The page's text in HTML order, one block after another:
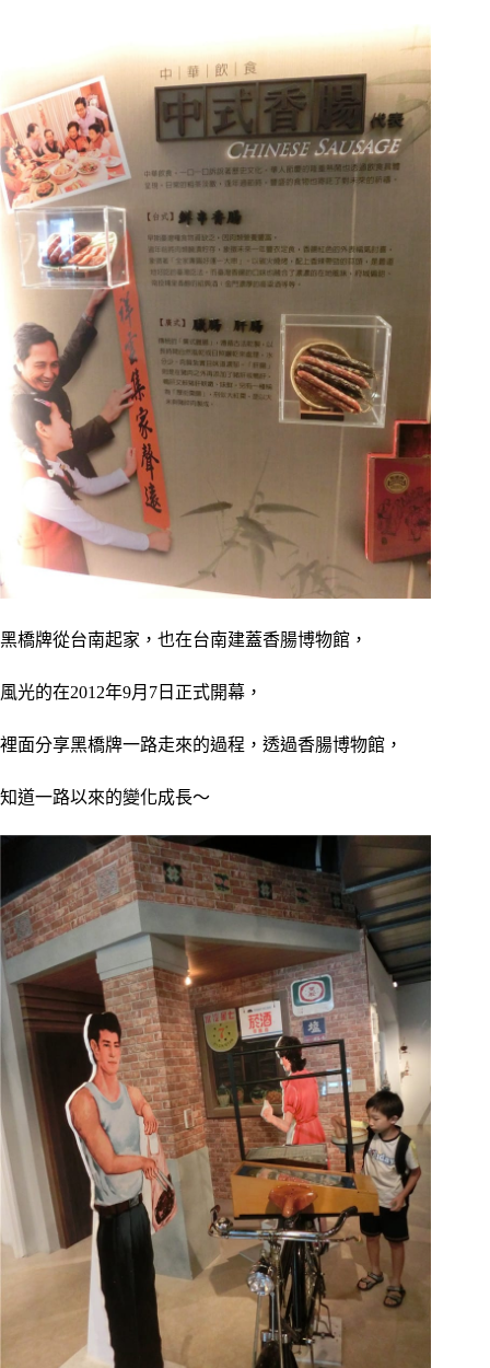
黑橋牌從台南起家，也在台南建蓋香腸博物館，
風光的在2012年9月7日正式開幕，
裡面分享黑橋牌一路走來的過程，透過香腸博物館，
知道一路以來的變化成長～